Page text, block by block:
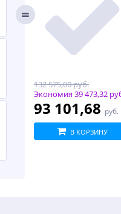
132 575,00 руб.
Экономия39 473,32
93 101,68 руб.
В КОРЗИНУ